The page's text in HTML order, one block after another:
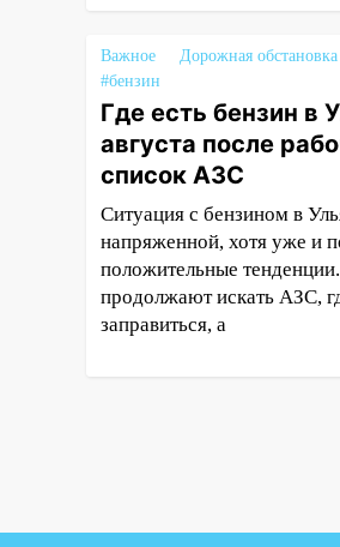
10:00
В
утонул 51-летний
09:50 В Ульяновске
коршун застрял в
09:44 Ульяновские
помогли юному
на улице
08:21 В Заволжском
украли два
какая будет погода
Четыре года
ульяновские
плесень на стенах
Важное Дорожная обстановка
#бензин
Где есть бензин в
августа после
список АЗС
Ситуация с бензином в
напряженной, хотя уже и
положительные
продолжают искать АЗС,
заправиться, а